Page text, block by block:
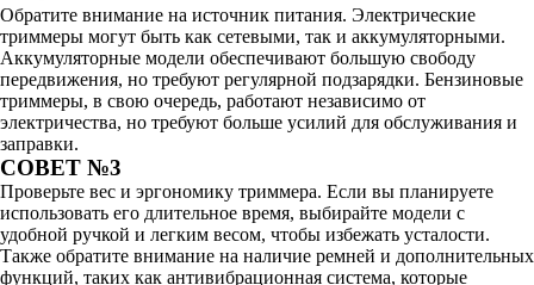
Обратите внимание на источник питания. Электрические
триммеры могут быть как сетевыми, так и аккумуляторными.
Аккумуляторные модели обеспечивают большую свободу
передвижения, но требуют регулярной подзарядки. Бензиновые
триммеры, в свою очередь, работают независимо от
электричества, но требуют больше усилий для обслуживания и
заправки.
СОВЕТ №3
Проверьте вес и эргономику триммера. Если вы планируете
использовать его длительное время, выбирайте модели с
удобной ручкой и легким весом, чтобы избежать усталости.
Также обратите внимание на наличие ремней и дополнительных
функций, таких как антивибрационная система, которые